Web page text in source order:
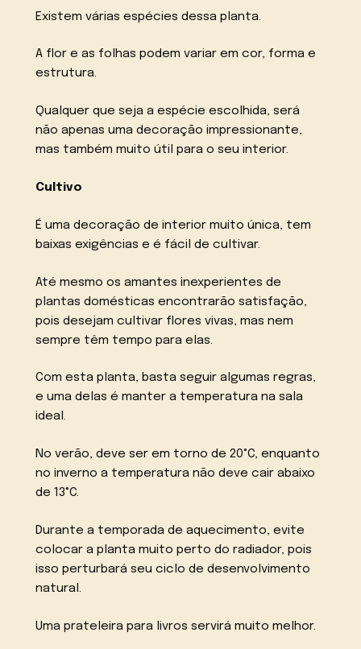
Existem várias espécies dessa planta.
A flor e as folhas podem variar em cor, forma e
estrutura.
Qualquer que seja a espécie escolhida, será
não apenas uma decoração impressionante,
mas também muito útil para o seu interior.
Cultivo
É uma decoração de interior muito única, tem
baixas exigências e é fácil de cultivar.
Até mesmo os amantes inexperientes de
plantas domésticas encontrarão satisfação,
pois desejam cultivar flores vivas, mas nem
sempre têm tempo para elas.
Com esta planta, basta seguir algumas regras,
e uma delas é manter a temperatura na sala
ideal.
No verão, deve ser em torno de 20°C, enquanto
no inverno a temperatura não deve cair abaixo
de 13°C.
Durante a temporada de aquecimento, evite
colocar a planta muito perto do radiador, pois
isso perturbará seu ciclo de desenvolvimento
natural.
Uma prateleira para livros servirá muito melhor.